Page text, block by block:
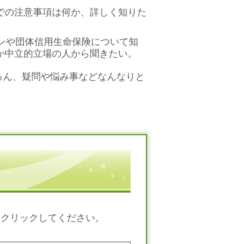
注意事項は何か、詳しく知りた
や団体信用生命保険について知
立的立場の人から聞きたい。
、疑問や悩み事などなんなりと
リックしてください。